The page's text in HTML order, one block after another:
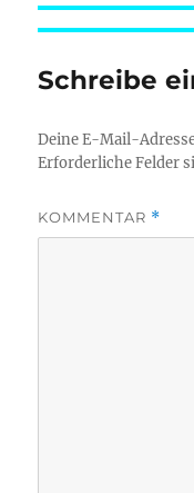
Schreibe
Deine E-Mail-
Erforderliche Felder
KOMMENTAR *